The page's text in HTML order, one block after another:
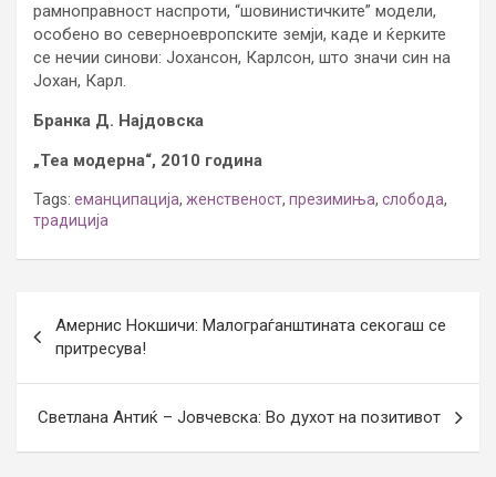
рамноправност наспроти, “шовинистичките” модели,
особено во северноевропските земји, каде и ќерките
се нечии синови: Јохансон, Карлсон, што значи син на
Јохан, Карл.
Бранка Д. Најдовска
„Теа модерна“, 2010 година
Tags: еманципација, женственост, презимиња, слобода,
традиција
navigation
Амернис Нокшичи: Малограѓанштината секогаш се
притресува!
Светлана Антиќ – Јовчевска: Во духот на позитивот